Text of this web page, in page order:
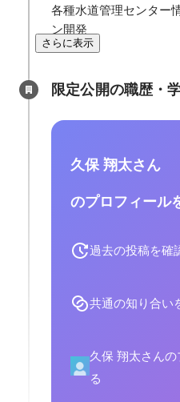
各種水道管理センター
ン開発
さらに表示
限定公開の職歴・
久保 翔太さん
のプロフィール
過去の投稿を確
共通の知り合い
久保 翔太さん
る